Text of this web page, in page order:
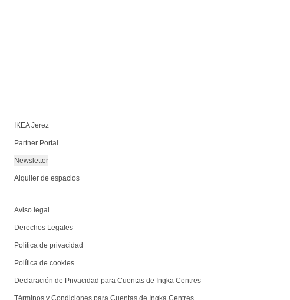
IKEA Jerez
Partner Portal
Newsletter
Alquiler de espacios
Aviso legal
Derechos Legales
Política de privacidad
Política de cookies
Declaración de Privacidad para Cuentas de Ingka Centres
Términos y Condiciones para Cuentas de Ingka Centres